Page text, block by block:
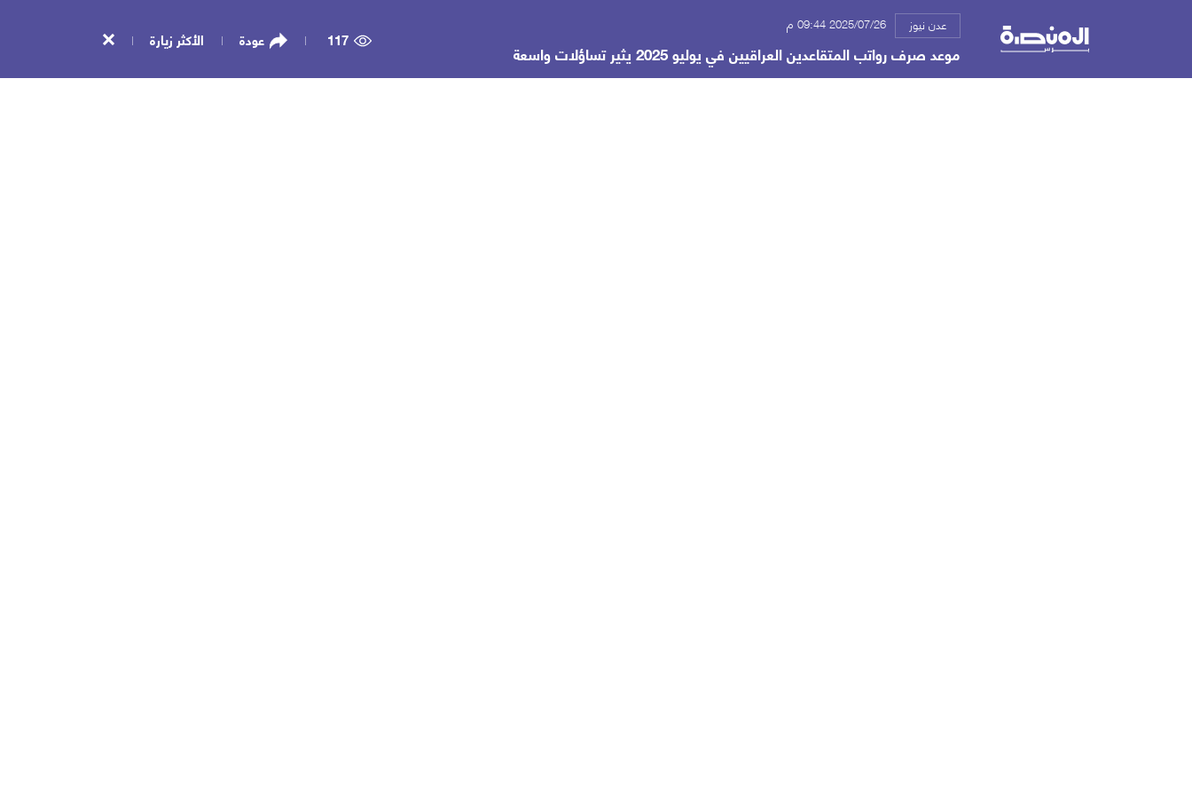
عدن نيوز 2025/07/26 09:44 م
موعد صرف رواتب المتقاعدين العراقيين في يوليو 2025 يثير تساؤلات واسعة
117 عودة الأكثر زيارة